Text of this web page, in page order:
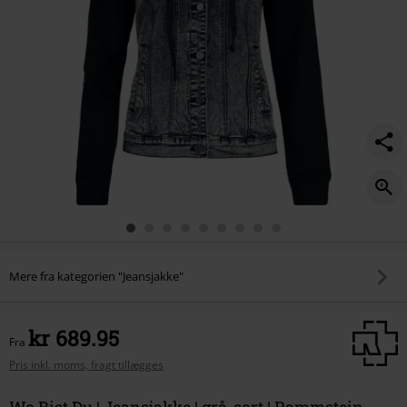
Mere fra kategorien "Jeansjakke"
Fra kr 689.95
Pris inkl. moms, fragt tillægges